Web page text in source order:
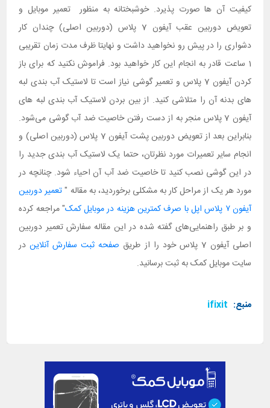
کیفیت آن ها صورت پذیرد. خوشبختانه به منظور تعمیر موبایل و
تعویض دوربین عقب آیفون 7 پلاس (دوربین اصلی) چندان کار
دشواری را در پیش رو نخواهید داشت و نهایتا ظرف مدت زمان تقریبی
1 ساعت قادر به انجام این کار خواهید بود. فراموش نکنید که برای باز
کردن آیفون 7 پلاس و تعمیر گوشی نیاز است تا لاستیک آب بندی لبه
های بدنه آن را متلاشی کنید. از بین بردن لاستیک آب بندی لبه های
آیفون 7 پلاس منجر به از دست رفتن خاصیت ضد آب گوشی می‌شود.
بنابراین بعد از تعویض دوربین پشت آیفون 7 پلاس (دوربین اصلی) و
انجام سایر تعمیرات مورد نظرتان، حتما یک لاستیک آب بندی جدید را
در این گوشی نصب کنید تا خاصیت ضد آب آن احیاء شود. چنانچه در
مورد هر یک از مراحل کار به مشکلی برخوردید، به مقاله "تعمیر دوربین
آیفون ۷ پلاس اپل با صرف کمترین هزینه در موبایل کمک
" مراجعه کرده
و بر طبق راهنمایی‌های گفته شده در این مقاله سفارش تعمیر دوربین
اصلی آیفون 7 پلاس خود را از طریق
صفحه ثبت سفارش آنلایندر
سایت موبایل کمک به ثبت برسانید.
منبع: ifixit